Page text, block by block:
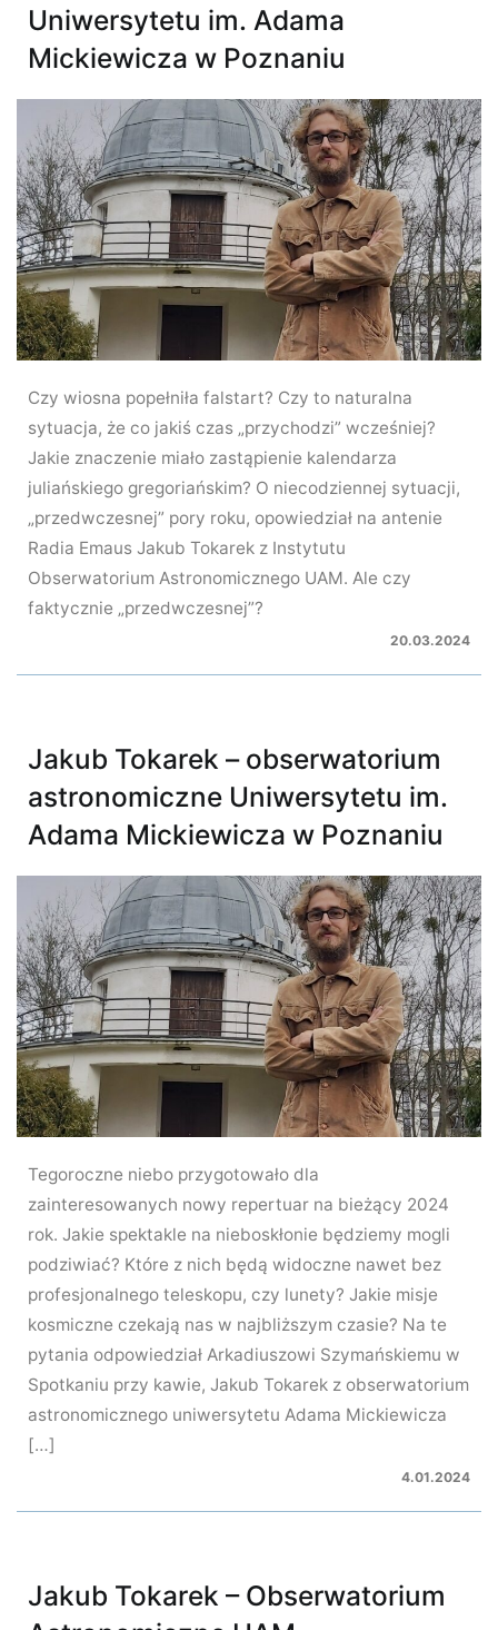
Uniwersytetu im. Adama
Mickiewicza w Poznaniu
Czy wiosna popełniła falstart? Czy to naturalna
sytuacja, że co jakiś czas „przychodzi” wcześniej?
Jakie znaczenie miało zastąpienie kalendarza
juliańskiego gregoriańskim? O niecodziennej sytuacji,
„przedwczesnej” pory roku, opowiedział na antenie
Radia Emaus Jakub Tokarek z Instytutu
Obserwatorium Astronomicznego UAM. Ale czy
faktycznie „przedwczesnej”?
20.03.2024
Jakub Tokarek – obserwatorium
astronomiczne Uniwersytetu im.
Adama Mickiewicza w Poznaniu
Tegoroczne niebo przygotowało dla
zainteresowanych nowy repertuar na bieżący 2024
rok. Jakie spektakle na nieboskłonie będziemy mogli
podziwiać? Które z nich będą widoczne nawet bez
profesjonalnego teleskopu, czy lunety? Jakie misje
kosmiczne czekają nas w najbliższym czasie? Na te
pytania odpowiedział Arkadiuszowi Szymańskiemu w
Spotkaniu przy kawie, Jakub Tokarek z obserwatorium
astronomicznego uniwersytetu Adama Mickiewicza
[…]
4.01.2024
Jakub Tokarek – Obserwatorium